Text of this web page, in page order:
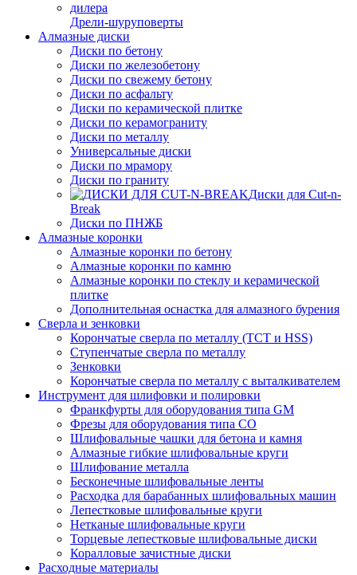
Дрели-шуруповерты
Алмазные диски
Диски по бетону
Диски по железобетону
Диски по свежему бетону
Диски по асфальту
Диски по керамической плитке
Диски по керамограниту
Диски по металлу
Универсальные диски
Диски по мрамору
Диски по граниту
Диски для Cut-n-
Break
Диски по ПНЖБ
Алмазные коронки
Алмазные коронки по бетону
Алмазные коронки по камню
Алмазные коронки по стеклу и керамической
плитке
Дополнительная оснастка для алмазного бурения
Сверла и зенковки
Корончатые сверла по металлу (TCT и HSS)
Ступенчатые сверла по металлу
Зенковки
Корончатые сверла по металлу c выталкивателем
Инструмент для шлифовки и полировки
Франкфурты для оборудования типа GM
Фрезы для оборудования типа СО
Шлифовальные чашки для бетона и камня
Алмазные гибкие шлифовальные круги
Шлифование металла
Бесконечные шлифовальные ленты
Расходка для барабанных шлифовальных машин
Лепестковые шлифовальные круги
Нетканые шлифовальные круги
Торцевые лепестковые шлифовальные диски
Коралловые зачистные диски
Расходные материалы